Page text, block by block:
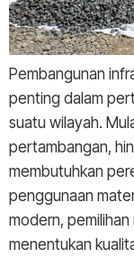
Pembangunan
penting dalam
suatu wilayah.
pertambangan,
membutuhkan
penggunaan
modern,
menentukan